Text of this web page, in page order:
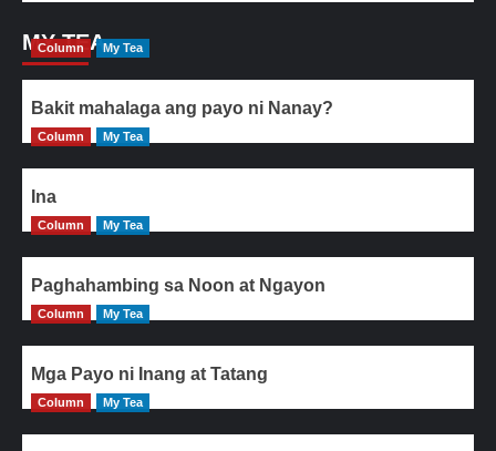
MY TEA
Column My Tea
Bakit mahalaga ang payo ni Nanay?
Column My Tea
Ina
Column My Tea
Paghahambing sa Noon at Ngayon
Column My Tea
Mga Payo ni Inang at Tatang
Column My Tea